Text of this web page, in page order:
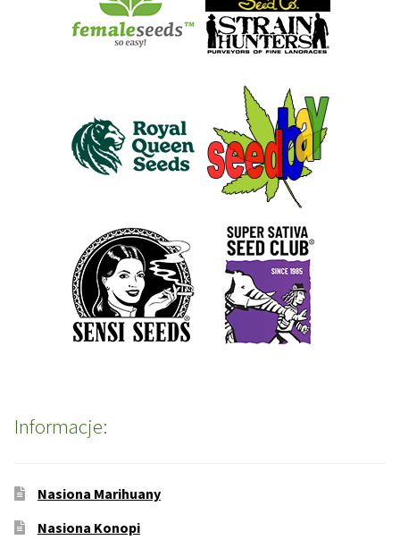
Informacje:
Nasiona Marihuany
Nasiona Konopi